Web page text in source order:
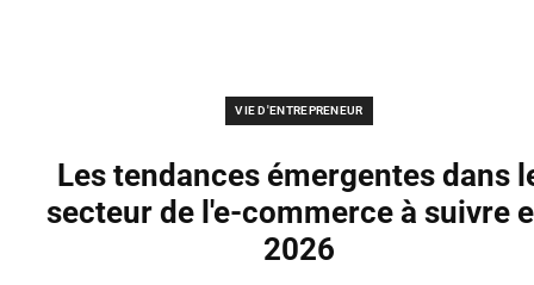
VIE D'ENTREPRENEUR
Les tendances émergentes dans
secteur de l'e-commerce à suivre
2026